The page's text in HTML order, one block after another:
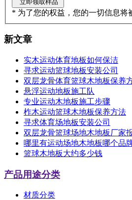
* 为了您的权益，您的一切信息将
新文章
实木运动体育地板如何保洁
寻求运动篮球地板安装公司
双层龙骨体育篮球木地板保养
悬浮运动地板施工队
专业运动木地板施工步骤
柞木运动篮球木地板保养方法
寻求体育场地板安装公司
双层龙骨篮球场地木地板厂家
哪里有运动场地木地板哪个品
篮球木地板大约多少钱
产品用途分类
材质分类